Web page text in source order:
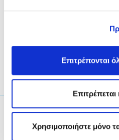
Επιτρέπονται
Επιτρέπεται
Χρησιμοποιήστε μόνο
Τι ψάχνετε;
Ερώτηση αναζήτησης